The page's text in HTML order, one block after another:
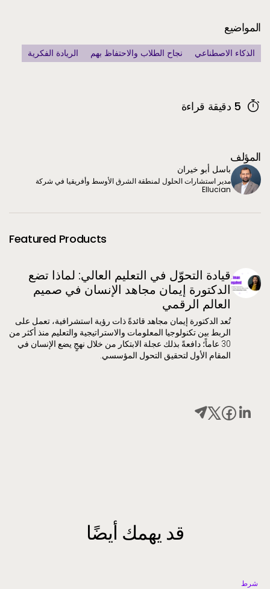
Additional Information
المواضيع
الذكاء الاصطناعي نجاح الطلاب والاحتفاظ بهم الريادة الفكرية
5 دقيقة قراءة
المؤلف
باسل أبو خيران
مدير استشارات الحلول لمنطقة الشرق الأوسط وأفريقيا في شركة
Ellucian
Featured Products
قيادة التحوّل في التعليم العالي: لماذا تضع
الدكتورة إيمان مجاهد الإنسان في صميم
العالم الرقمي
تُعد الدكتورة إيمان مجاهد قائدةً ذات رؤية استشرافية، تعمل على
الربط بين تكنولوجيا المعلومات والاستراتيجية والتعليم منذ أكثر من
30 عاماً؛ دافعةً بذلك عجلة الابتكار من خلال نهجٍ يضع الإنسان في
المقام الأول لتحقيق التحول المؤسسي.
قد يهمك أيضًا
شرط